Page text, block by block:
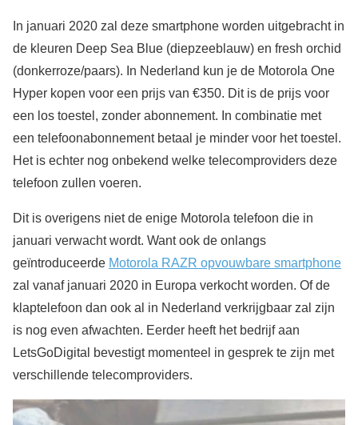
In januari 2020 zal deze smartphone worden uitgebracht in
de kleuren Deep Sea Blue (diepzeeblauw) en fresh orchid
(donkerroze/paars). In Nederland kun je de Motorola One
Hyper kopen voor een prijs van €350. Dit is de prijs voor
een los toestel, zonder abonnement. In combinatie met
een telefoonabonnement betaal je minder voor het toestel.
Het is echter nog onbekend welke telecomproviders deze
telefoon zullen voeren.
Dit is overigens niet de enige Motorola telefoon die in
januari verwacht wordt. Want ook de onlangs
geïntroduceerde Motorola RAZR opvouwbare smartphone
zal vanaf januari 2020 in Europa verkocht worden. Of de
klaptelefoon dan ook al in Nederland verkrijgbaar zal zijn
is nog even afwachten. Eerder heeft het bedrijf aan
LetsGoDigital bevestigt momenteel in gesprek te zijn met
verschillende telecomproviders.